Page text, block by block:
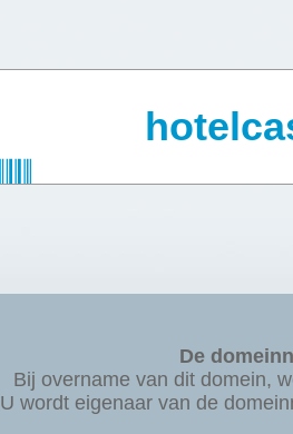
De
Bij overname van dit domein,
U wordt eigenaar van de